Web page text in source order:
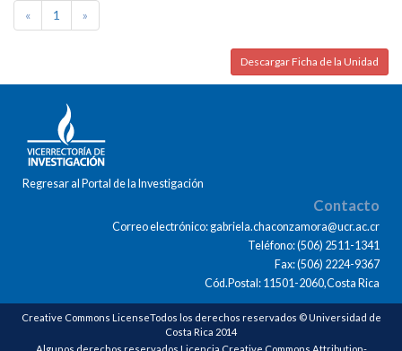
« 1 »
Descargar Ficha de la Unidad
Regresar al Portal de la Investigación
Contacto
Correo electrónico: gabriela.chaconzamora@ucr.ac.cr
Teléfono: (506) 2511-1341
Fax: (506) 2224-9367
Cód.Postal: 11501-2060,Costa Rica
Creative Commons LicenseTodos los derechos reservados © Universidad de
Costa Rica 2014